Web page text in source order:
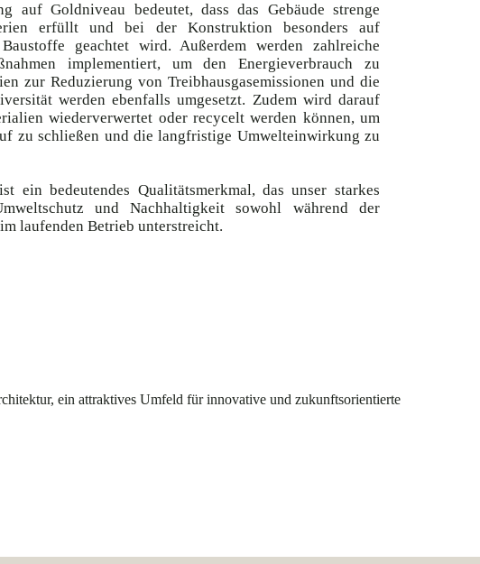
auf Goldniveau bedeutet, dass das Gebäude strenge
erfüllt und bei der Konstruktion besonders auf
geachtet wird. Außerdem werden zahlreiche
implementiert, um den Energieverbrauch zu
zur Reduzierung von Treibhausgasemissionen und die
werden ebenfalls umgesetzt. Zudem wird darauf
wiederverwertet oder recycelt werden können, um
zu schließen und die langfristige Umwelteinwirkung zu
ein bedeutendes Qualitätsmerkmal, das unser starkes
und Nachhaltigkeit sowohl während der
laufenden Betrieb unterstreicht.
ein attraktives Umfeld für innovative und zukunftsorientierte